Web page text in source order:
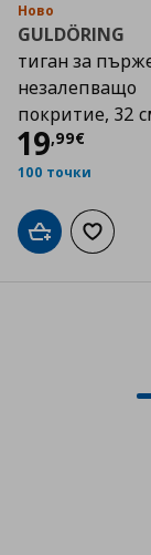
Ново
GULDÖRING
тиган за
незалепващо
покритие, 32
19,99€
Цена
100 точки
Добави вДобави